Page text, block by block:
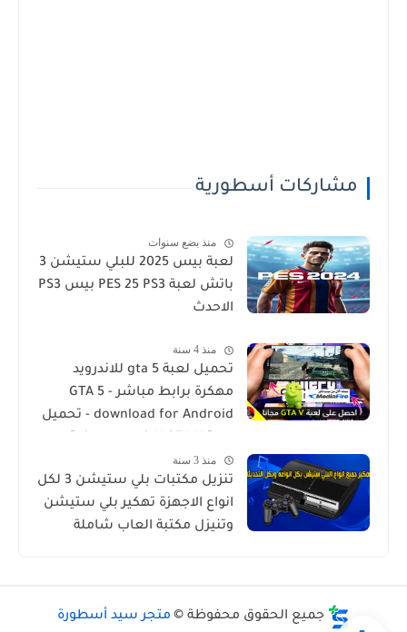
مشاركات أسطورية
منذ بضع سنوات
لعبة بيس 2025 للبلي ستيشن 3
باتش لعبة PES 25 PS3 بيس PS3
الاحدث
منذ 4 سنة
تحميل لعبة gta 5 للاندرويد
مهكرة برابط مباشر - GTA 5
download for Android - تحميل
مضمونة 100
منذ 3 سنة
تنزيل مكتبات بلي ستيشن 3 لكل
انواع الاجهزة تهكير بلي ستيشن
وتنيزل مكتبة العاب شاملة
جميع الحقوق محفوظة © متجر سيد أسطورة